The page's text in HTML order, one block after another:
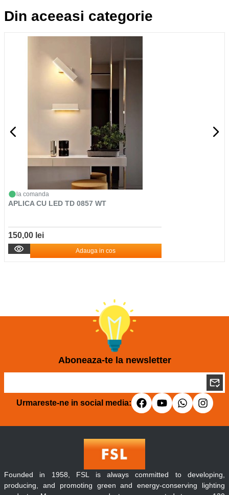
Din aceeasi categorie
la comanda
APLICA CU LED TD 0857 WT
150,00 lei
Adauga in cos
Aboneaza-te la newsletter
Urmareste-ne in social media:
Founded in 1958, FSL is always committed to developing,
producing, and promoting green and energy-conserving lighting